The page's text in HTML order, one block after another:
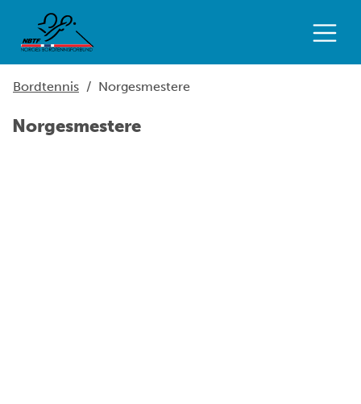
Bordtennis / Norgesmestere
Norgesmestere